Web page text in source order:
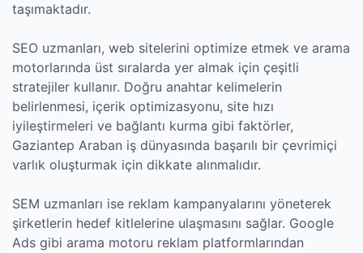
taşımaktadır.
SEO uzmanları, web sitelerini optimize etmek ve arama
motorlarında üst sıralarda yer almak için çeşitli
stratejiler kullanır. Doğru anahtar kelimelerin
belirlenmesi, içerik optimizasyonu, site hızı
iyileştirmeleri ve bağlantı kurma gibi faktörler,
Gaziantep Araban iş dünyasında başarılı bir çevrimiçi
varlık oluşturmak için dikkate alınmalıdır.
SEM uzmanları ise reklam kampanyalarını yöneterek
şirketlerin hedef kitlelerine ulaşmasını sağlar. Google
Ads gibi arama motoru reklam platformlarından